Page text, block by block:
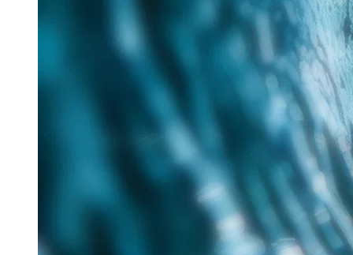
nachhaltige Verfahren für die zukunftsorientierte
Aquatech Amsterdam
Brau Beviale